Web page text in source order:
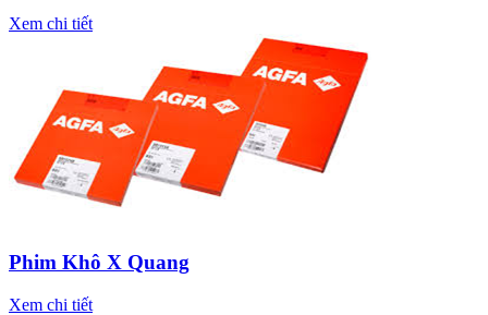
Xem chi tiết
Phim Khô X Quang
Xem chi tiết